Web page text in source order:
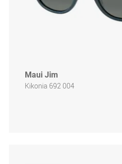
Maui Jim
Kikonia 692 004